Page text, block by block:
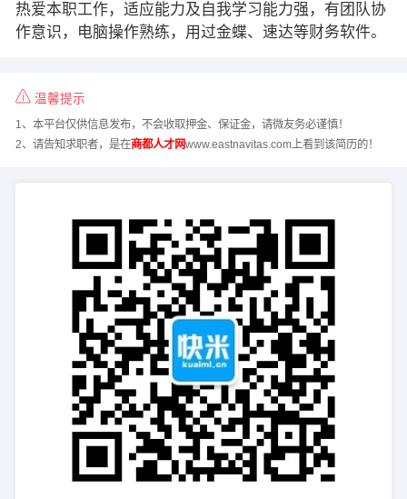
热爱本职工作，适应能力及自我学习能力强，有团队协
作意识，电脑操作熟练，用过金蝶、速达等财务软件。
温馨提示
1、本平台仅供信息发布，不会收取押金、保证金，请微友务必谨慎！
2、请告知求职者，是在商都人才网www.eastnavitas.com上看到该简历的！